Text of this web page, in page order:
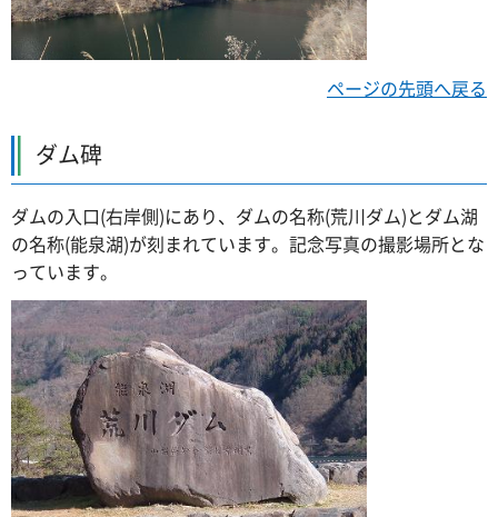
ページの先頭へ戻る
ダム碑
ダムの入口(右岸側)にあり、ダムの名称(荒川ダム)とダム湖
の名称(能泉湖)が刻まれています。記念写真の撮影場所とな
っています。